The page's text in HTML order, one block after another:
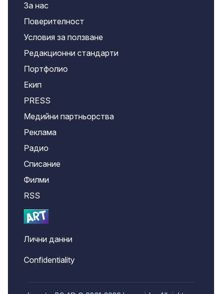
За нас
Поверителност
Условия за ползване
Редакционни стандарти
Портфолио
Екип
PRESS
Медийни партньорства
Реклама
Радио
Списание
Филми
RSS
Лични данни
Confidentiality